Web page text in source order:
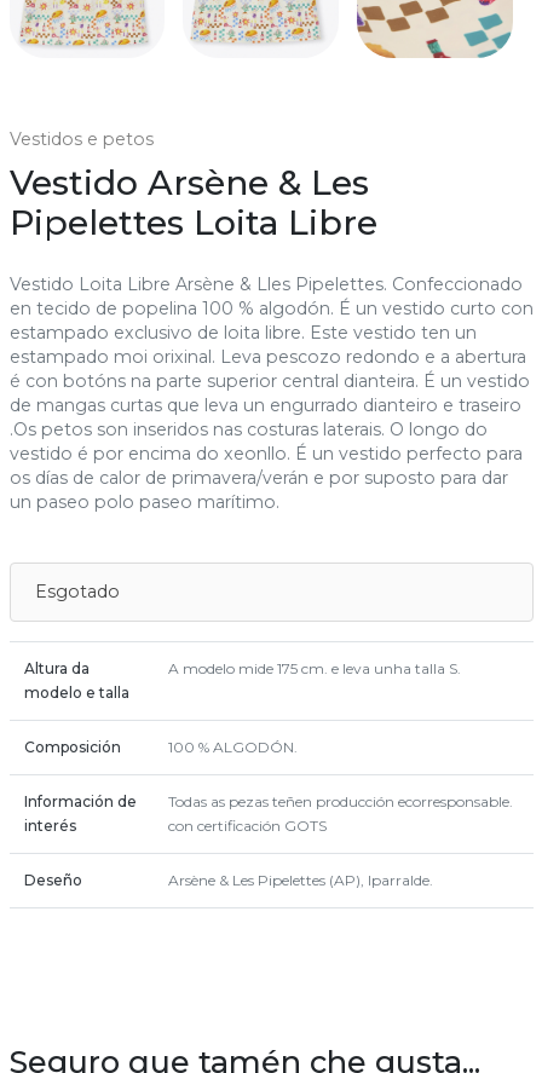
Vestidos e petos
Vestido Arsène & Les
Pipelettes Loita Libre
Vestido Loita Libre Arsène & Lles Pipelettes. Confeccionado
en tecido de popelina 100 % algodón. É un vestido curto con
estampado exclusivo de loita libre. Este vestido ten un
estampado moi orixinal. Leva pescozo redondo e a abertura
é con botóns na parte superior central dianteira. É un vestido
de mangas curtas que leva un engurrado dianteiro e traseiro
.Os petos son inseridos nas costuras laterais. O longo do
vestido é por encima do xeonllo. É un vestido perfecto para
os días de calor de primavera/verán e por suposto para dar
un paseo polo paseo marítimo.
Esgotado
Altura da
modelo e talla
A modelo mide 175 cm. e leva unha talla S.
Composición 100 % ALGODÓN.
Información de
interés
Todas as pezas teñen producción ecorresponsable.
con certificación GOTS
Deseño Arsène & Les Pipelettes (AP), Iparralde.
Seguro que tamén che gusta...